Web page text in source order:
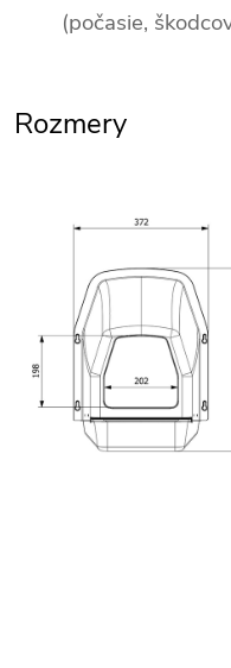
(počasie,
Rozmery